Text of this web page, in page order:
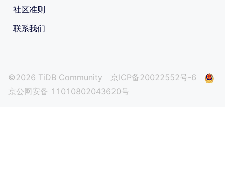
社区准则
联系我们
©2026 TiDB Community
京ICP备20022552号-6
京公网安备 11010802043620号